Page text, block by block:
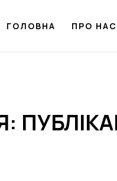
ГОЛОВНА ПРО НАС